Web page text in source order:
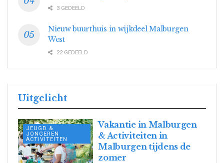
3 GEDEELD
Nieuw buurthuis in wijkdeel Malburgen
West
22 GEDEELD
Uitgelicht
JEUGD &
JONGEREN
ACTIVITEITEN
Vakantie in Malburgen
& Activiteiten in
Malburgen tijdens de
zomer